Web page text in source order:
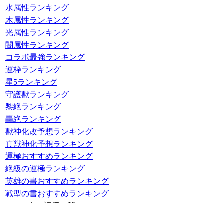
水属性ランキング
木属性ランキング
光属性ランキング
闇属性ランキング
コラボ最強ランキング
運枠ランキング
星5ランキング
守護獣ランキング
黎絶ランキング
轟絶ランキング
獣神化改予想ランキング
真獣神化予想ランキング
運極おすすめランキング
絶級の運極ランキング
英雄の書おすすめランキング
戦型の書おすすめランキング